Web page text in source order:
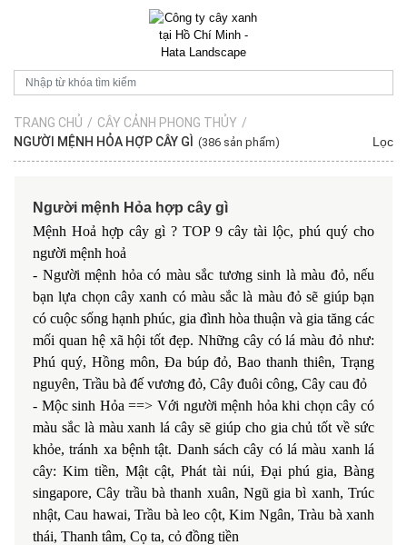
TRANG CHỦ / CÂY CẢNH PHONG THỦY /
NGƯỜI MỆNH HỎA HỢP CÂY GÌ
(386 sản phẩm) Lọc
Người mệnh Hỏa hợp cây gì
Mệnh Hoả hợp cây gì ? TOP 9 cây tài lộc, phú quý cho
người mệnh hoả
- Người mệnh hỏa có màu sắc tương sinh là màu đỏ, nếu
bạn lựa chọn cây xanh có màu sắc là màu đỏ sẽ giúp bạn
có cuộc sống hạnh phúc, gia đình hòa thuận và gia tăng các
mối quan hệ xã hội tốt đẹp. Những cây có lá màu đỏ như:
Phú quý, Hồng môn, Đa búp đỏ, Bao thanh thiên, Trạng
nguyên, Trầu bà đế vương đỏ, Cây đuôi công, Cây cau đỏ
- Mộc sinh Hỏa ==> Với người mệnh hỏa khi chọn cây có
màu sắc là màu xanh lá cây sẽ giúp cho gia chủ tốt về sức
khỏe, tránh xa bệnh tật. Danh sách cây có lá màu xanh lá
cây: Kim tiền, Mật cật, Phát tài núi, Đại phú gia, Bàng
singapore, Cây trầu bà thanh xuân, Ngũ gia bì xanh, Trúc
nhật, Cau hawai, Trầu bà leo cột, Kim Ngân, Tràu bà xanh
thái, Thanh tâm, Cọ ta, cỏ đồng tiền